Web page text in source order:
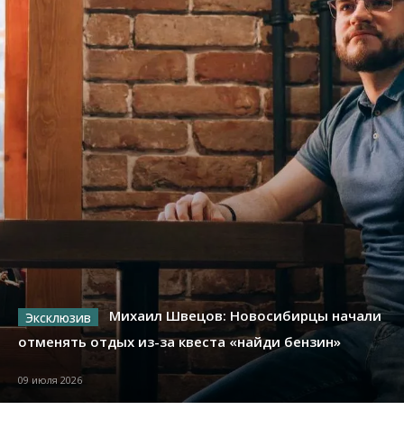
Михаил Швецов: Новосибирцы начали
отменять отдых из-за квеста «найди бензин»
09 июля 2026